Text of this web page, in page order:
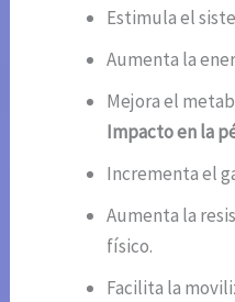
Estimula el
Aumenta la
Mejora el
Impacto en la
Incrementa el
Aumenta la
físico.
Facilita la